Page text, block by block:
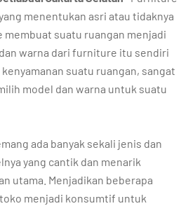
menentukan asri atau tidaknya
suatu ruangan menjadi
warna dari furniture itu sendiri
suatu ruangan, sangat
model dan warna untuk suatu
ada banyak sekali jenis dan
yang cantik dan menarik
utama. Menjadikan beberapa
menjadi konsumtif untuk